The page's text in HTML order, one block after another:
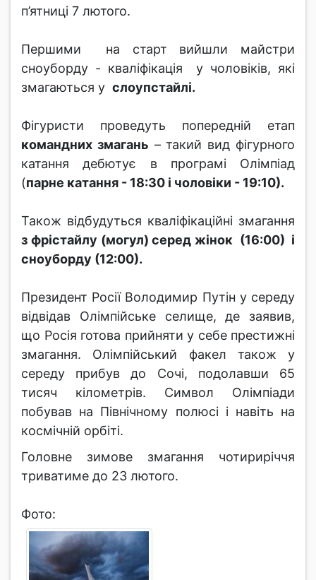
п’ятниці 7 лютого.
Першими на старт вийшли майстри
сноуборду - кваліфікація у чоловіків, які
змагаються у слоупстайлі.
Фігуристи проведуть попередній етап
командних змагань – такий вид фігурного
катання дебютує в програмі Олімпіад
(парне катання - 18:30 і чоловіки - 19:10).
Також відбудуться кваліфікаційні змагання
з фрістайлу (могул) серед жінок (16:00) і
сноуборду (12:00).
Президент Росії Володимир Путін у середу
відвідав Олімпійське селище, де заявив,
що Росія готова прийняти у себе престижні
змагання. Олімпійський факел також у
середу прибув до Сочі, подолавши 65
тисяч кілометрів. Символ Олімпіади
побував на Північному полюсі і навіть на
космічній орбіті.
Головне зимове змагання чотириріччя
триватиме до 23 лютого.
Фото: